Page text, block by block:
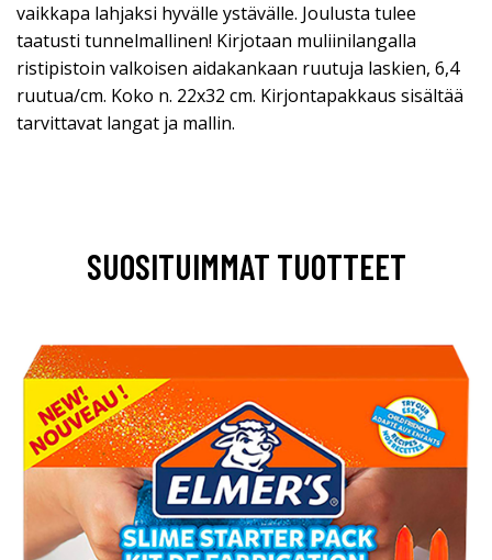
vaikkapa lahjaksi hyvälle ystävälle. Joulusta tulee
taatusti tunnelmallinen! Kirjotaan muliinilangalla
ristipistoin valkoisen aidakankaan ruutuja laskien, 6,4
ruutua/cm. Koko n. 22x32 cm. Kirjontapakkaus sisältää
tarvittavat langat ja mallin.
SUOSITUIMMAT TUOTTEET